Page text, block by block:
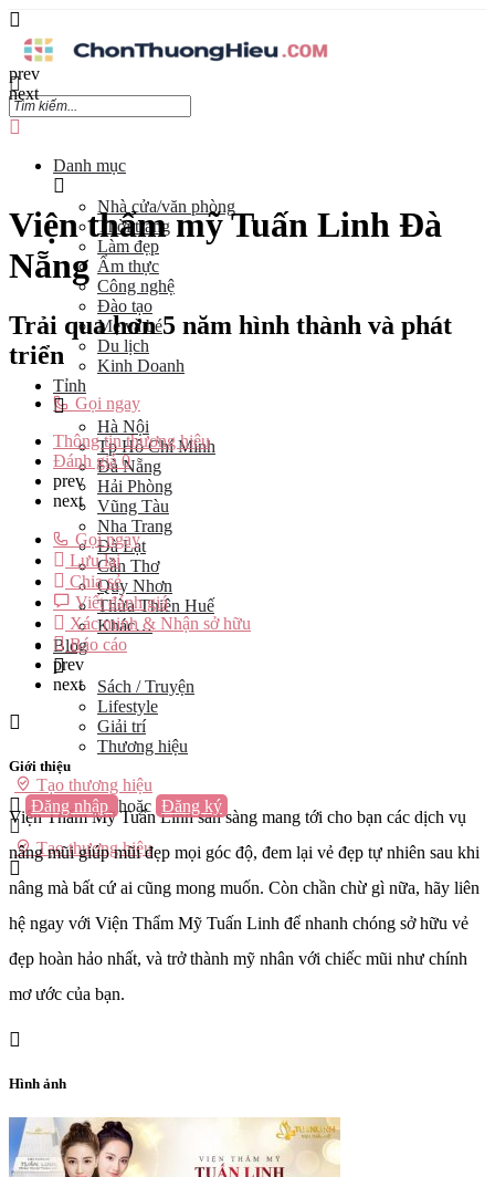
Danh mục
Nhà cửa/văn phòng
Thời trang
Làm đẹp
Ẩm thực
Công nghệ
Đào tạo
Mẹ và bé
Du lịch
Kinh Doanh
Tỉnh
Hà Nội
Tp Hồ Chí Minh
Đà Nẵng
Hải Phòng
Vũng Tàu
Nha Trang
Đà Lạt
Cần Thơ
Quy Nhơn
Thừa Thiên Huế
Khác…
Blog
Sách / Truyện
Lifestyle
Giải trí
Thương hiệu
Tạo thương hiệu
Đăng nhập hoặc Đăng ký
Tạo thương hiệu
prev
next
Viện thẩm mỹ Tuấn Linh Đà
Nẵng
Trải qua hơn 5 năm hình thành và phát
triển
Gọi ngay
Thông tin thương hiệu
Đánh giá0
prev
next
Gọi ngay
Lưu lại
Chia sẻ
Viết đánh giá
Xác minh & Nhận sở hữu
Báo cáo
prev
next
Giới thiệu
Viện Thẩm Mỹ Tuấn Linh sẵn sàng mang tới cho bạn các dịch vụ
nâng mũi giúp mũi đẹp mọi góc độ, đem lại vẻ đẹp tự nhiên sau khi
nâng mà bất cứ ai cũng mong muốn. Còn chần chừ gì nữa, hãy liên
hệ ngay với Viện Thẩm Mỹ Tuấn Linh để nhanh chóng sở hữu vẻ
đẹp hoàn hảo nhất, và trở thành mỹ nhân với chiếc mũi như chính
mơ ước của bạn.
Hình ảnh